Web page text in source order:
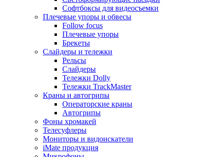
Софтбоксы для видеосъемки
Плечевые упоры и обвесы
Follow focus
Плечевые упоры
Брекеты
Слайдеры и тележки
Рельсы
Слайдеры
Тележки Dolly
Тележки TrackMaster
Краны и автогрипы
Операторские краны
Автогрипы
Фоны хромакей
Телесуфлеры
Мониторы и видоискатели
iMate продукция